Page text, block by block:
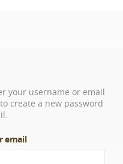
your username or email
create a new password
email